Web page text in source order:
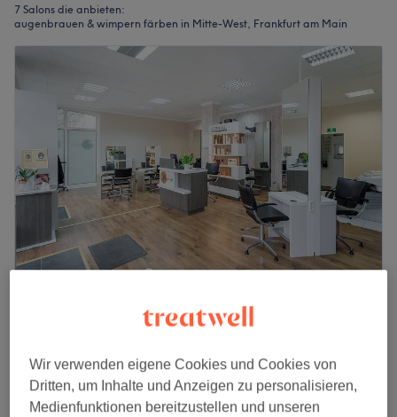
7 Salons die anbieten:
augenbrauen & wimpern färben in Mitte-West, Frankfurt am Main
1390 Bewertungen
Auf Karte anzeigen
Wimpern färben
10 Min.
12 €
Wir verwenden eigene Cookies und Cookies von
Dritten, um Inhalte und Anzeigen zu personalisieren,
Medienfunktionen bereitzustellen und unseren